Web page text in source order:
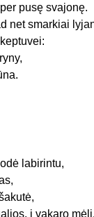
pusę svajonę.
net smarkiai
labirintu,
į vakaro mėlį.